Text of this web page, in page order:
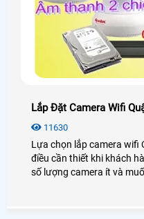
Lắp Đặt Camera Wifi
11630
Lựa chọn lắp camera wifi
điều cần thiết khi khách
số lượng camera ít và